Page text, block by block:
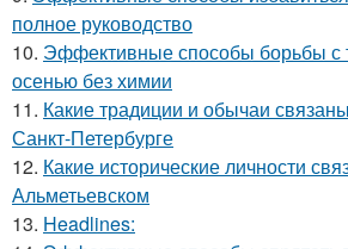
полное руководство
10. Эффективные способы борьбы с
осенью без химии
11. Какие традиции и обычаи
Санкт-Петербурге
12. Какие исторические личности
Альметьевском
13. Headlines: